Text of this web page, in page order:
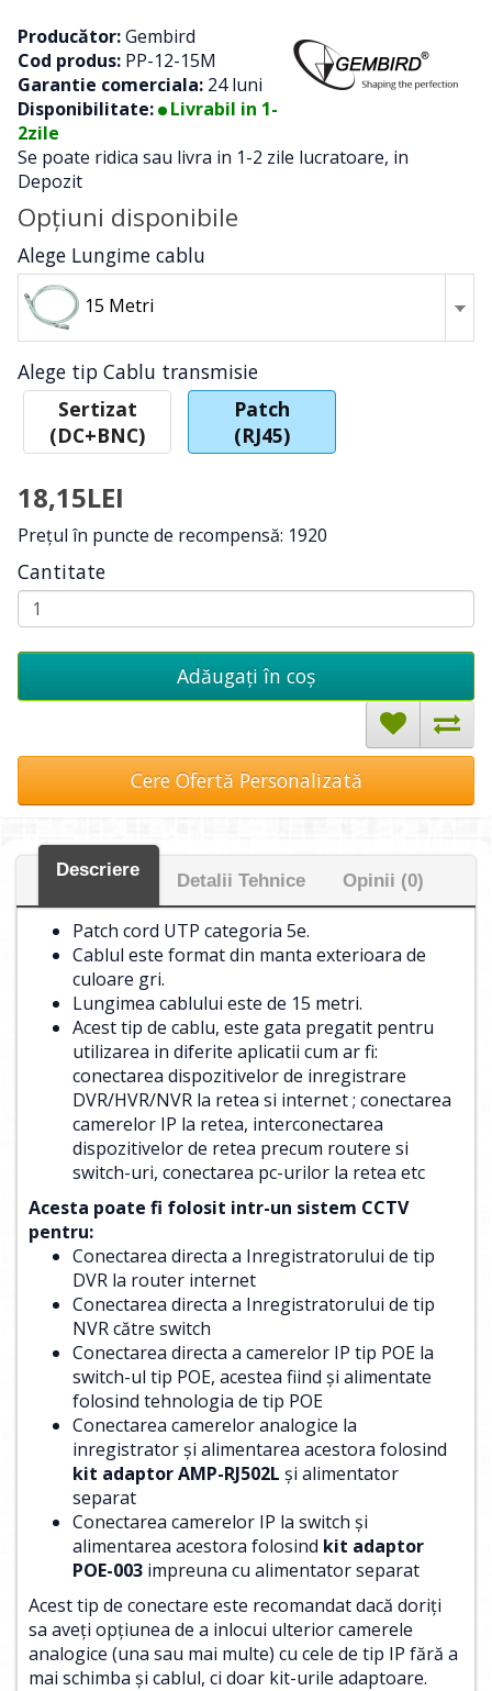
Producător:Gembird
Cod produs: PP-12-15M
Garantie comerciala: 24 luni
Disponibilitate:
Livrabil in 1-
2zile
Se poate ridica sau livra in 1-2 zile lucratoare, in
Depozit
Opţiuni disponibile
Alege Lungime cablu
15 Metri
Alege tip Cablu transmisie
Sertizat
(DC+BNC)
Patch
(RJ45)
18,15LEI
Preţul în puncte de recompensă: 1920
Cantitate
Adăugați în coş
Cere Ofertă Personalizată
Descriere
Detalii Tehnice Opinii (0)
Patch cord UTP categoria 5e.
Cablul este format din manta exterioara de
culoare gri.
Lungimea cablului este de 15 metri.
Acest tip de cablu, este gata pregatit pentru
utilizarea in diferite aplicatii cum ar fi:
conectarea dispozitivelor de inregistrare
DVR/HVR/NVR la retea si internet ; conectarea
camerelor IP la retea, interconectarea
dispozitivelor de retea precum routere si
switch-uri, conectarea pc-urilor la retea etc
Acesta poate fi folosit intr-un sistem CCTV
pentru:
Conectarea directa a Inregistratorului de tip
DVR la router internet
Conectarea directa a Inregistratorului de tip
NVR către switch
Conectarea directa a camerelor IP tip POE la
switch-ul tip POE, acestea fiind și alimentate
folosind tehnologia de tip POE
Conectarea camerelor analogice la
inregistrator și alimentarea acestora folosind
kit adaptor AMP-RJ502L și alimentator
separat
Conectarea camerelor IP la switch și
alimentarea acestora folosind kit adaptor
POE-003 impreuna cu alimentator separat
Acest tip de conectare este recomandat dacă doriți
sa aveți opțiunea de a inlocui ulterior camerele
analogice (una sau mai multe) cu cele de tip IP fără a
mai schimba și cablul, ci doar kit-urile adaptoare.